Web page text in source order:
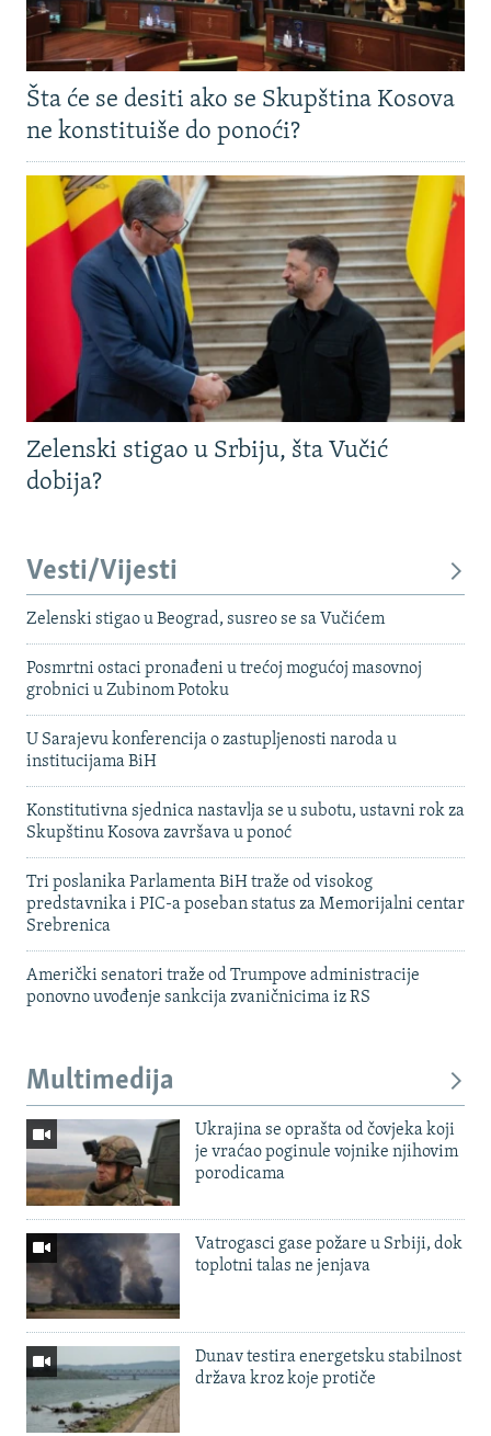
Šta će se desiti ako se Skupština Kosova
ne konstituiše do ponoći?
Zelenski stigao u Srbiju, šta Vučić
dobija?
Vesti/Vijesti
Zelenski stigao u Beograd, susreo se sa Vučićem
Posmrtni ostaci pronađeni u trećoj mogućoj masovnoj
grobnici u Zubinom Potoku
U Sarajevu konferencija o zastupljenosti naroda u
institucijama BiH
Konstitutivna sjednica nastavlja se u subotu, ustavni rok za
Skupštinu Kosova završava u ponoć
Tri poslanika Parlamenta BiH traže od visokog
predstavnika i PIC-a poseban status za Memorijalni centar
Srebrenica
Američki senatori traže od Trumpove administracije
ponovno uvođenje sankcija zvaničnicima iz RS
Multimedija
Ukrajina se oprašta od čovjeka koji
je vraćao poginule vojnike njihovim
porodicama
Vatrogasci gase požare u Srbiji, dok
toplotni talas ne jenjava
Dunav testira energetsku stabilnost
država kroz koje protiče